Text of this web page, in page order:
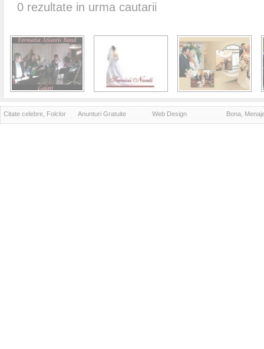
0 rezultate in urma cautarii
Citate celebre, Folclor Anunturi Gratuite Web Design Bona,